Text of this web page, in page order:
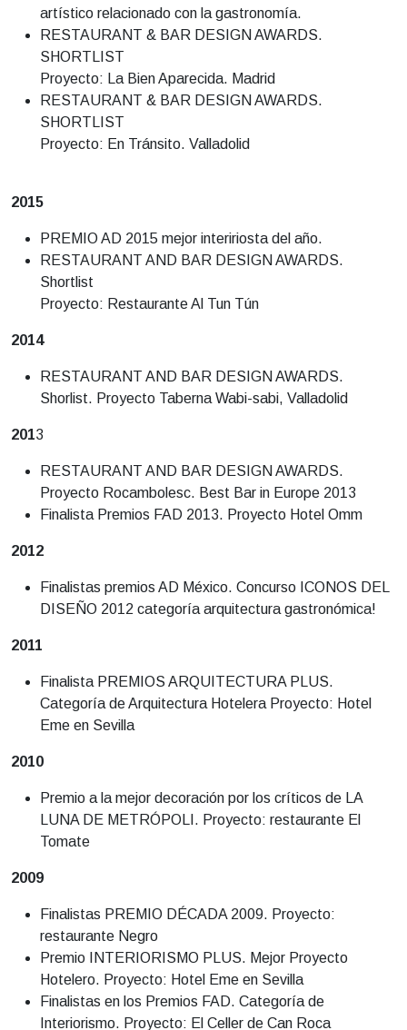
artístico relacionado con la gastronomía.
RESTAURANT & BAR DESIGN AWARDS.
SHORTLIST
Proyecto: La Bien Aparecida. Madrid
RESTAURANT & BAR DESIGN AWARDS.
SHORTLIST
Proyecto: En Tránsito. Valladolid
2015
PREMIO AD 2015 mejor inteririosta del año.
RESTAURANT AND BAR DESIGN AWARDS.
Shortlist
Proyecto: Restaurante Al Tun Tún
2014
RESTAURANT AND BAR DESIGN AWARDS.
Shorlist. Proyecto Taberna Wabi-sabi, Valladolid
2013
RESTAURANT AND BAR DESIGN AWARDS.
Proyecto Rocambolesc. Best Bar in Europe 2013
Finalista Premios FAD 2013. Proyecto Hotel Omm
2012
Finalistas premios AD México. Concurso ICONOS DEL
DISEÑO 2012 categoría arquitectura gastronómica!
2011
Finalista PREMIOS ARQUITECTURA PLUS.
Categoría de Arquitectura Hotelera Proyecto: Hotel
Eme en Sevilla
2010
Premio a la mejor decoración por los críticos de LA
LUNA DE METRÓPOLI. Proyecto: restaurante El
Tomate
2009
Finalistas PREMIO DÉCADA 2009. Proyecto:
restaurante Negro
Premio INTERIORISMO PLUS. Mejor Proyecto
Hotelero. Proyecto: Hotel Eme en Sevilla
Finalistas en los Premios FAD. Categoría de
Interiorismo. Proyecto: El Celler de Can Roca